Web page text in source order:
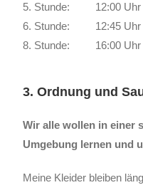
5. Stunde: 12:00 Uhr
6. Stunde: 12:45 Uhr
8. Stunde: 16:00 Uhr
3. Ordnung und
Wir alle wollen in einer
Umgebung lernen und
Meine Kleider bleiben